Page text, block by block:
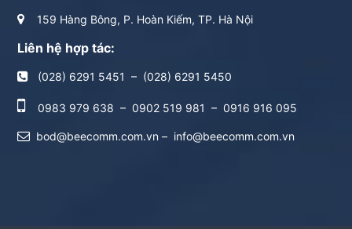
159 Hàng Bông, P. Hoàn Kiếm, TP. Hà Nội
Liên hệ hợp tác:
(028) 6291 5451 – (028) 6291 5450
0983 979 638 – 0902 519 981 – 0916 916 095
bod@beecomm.com.vn – info@beecomm.com.vn